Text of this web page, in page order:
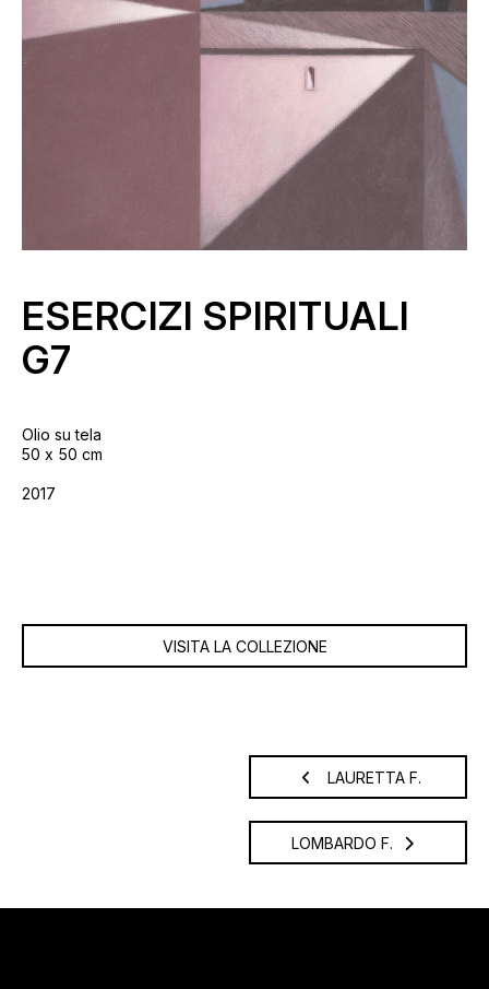
ESERCIZI SPIRITUALI
G7
Olio su tela
50
50 cm
2017
VISITA LA COLLEZIONE
LAURETTA F.
LOMBARDO F.